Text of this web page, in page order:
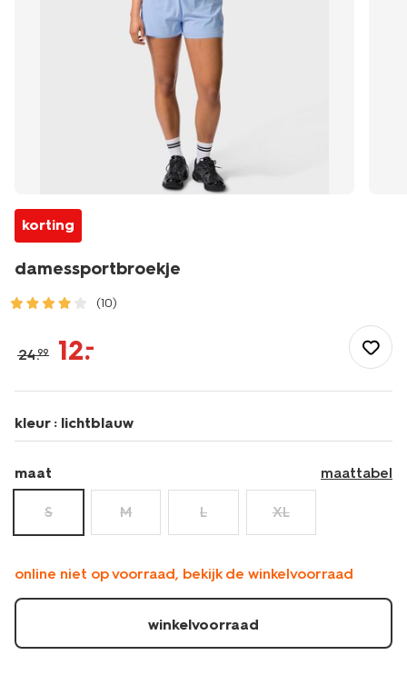
korting
damessportbroekje
(10)
36000480.html
24.99 12.–
kleur : lichtblauw
maat maattabel
S M L XL
online niet op voorraad, bekijk de winkelvoorraad
winkelvoorraad